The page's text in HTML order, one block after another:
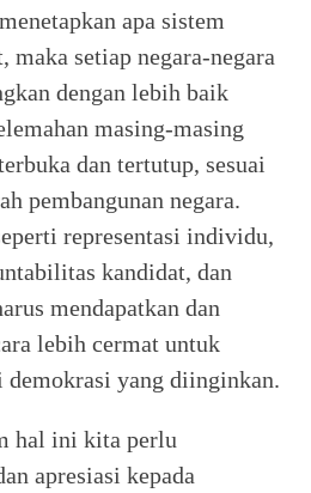
apa sistem
maka setiap negara-negara
dengan lebih baik
masing-masing
dan tertutup, sesuai
pembangunan negara.
representasi individu,
kandidat, dan
mendapatkan dan
lebih cermat untuk
demokrasi yang diinginkan.
hal ini kita perlu
apresiasi kepada